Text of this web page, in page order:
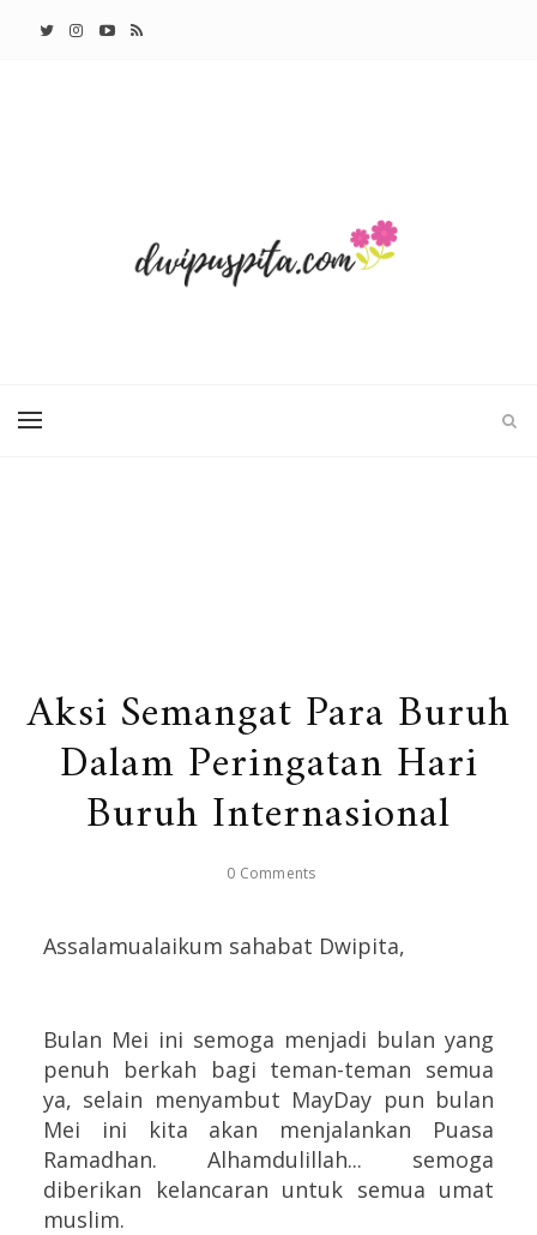
Aksi Semangat Para Buruh
Dalam Peringatan Hari
Buruh Internasional
0 Comments
Assalamualaikum sahabat Dwipita,
Bulan Mei ini semoga menjadi bulan yang
penuh berkah bagi teman-teman semua
ya, selain menyambut MayDay pun bulan
Mei ini kita akan menjalankan Puasa
Ramadhan. Alhamdulillah... semoga
diberikan kelancaran untuk semua umat
muslim.